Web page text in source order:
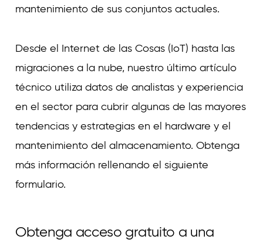
mantenimiento de sus conjuntos actuales.
Desde el Internet de las Cosas (IoT) hasta las
migraciones a la nube, nuestro último artículo
técnico utiliza datos de analistas y experiencia
en el sector para cubrir algunas de las mayores
tendencias y estrategias en el hardware y el
mantenimiento del almacenamiento. Obtenga
más información rellenando el siguiente
formulario.
Obtenga acceso gratuito a una